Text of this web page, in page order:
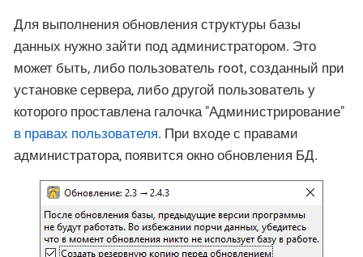
Для выполнения обновления структуры базы
данных нужно зайти под администратором. Это
может быть, либо пользователь root, созданный при
установке сервера, либо другой пользователь у
которого проставлена галочка "Администрирование"
в правах пользователя. При входе с правами
администратора, появится окно обновления БД.